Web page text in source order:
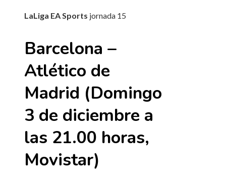
LaLiga EA Sports jornada 15
Barcelona –
Atlético de
Madrid (Domingo
3 de diciembre a
las 21.00 horas,
Movistar)